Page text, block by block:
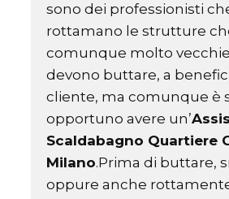
sono dei professionisti
rottamano le strutture
comunque molto
devono buttare, a
cliente, ma comunque è
opportuno avere un’
Scaldabagno Quartiere
Milano.Prima di buttare,
oppure anche